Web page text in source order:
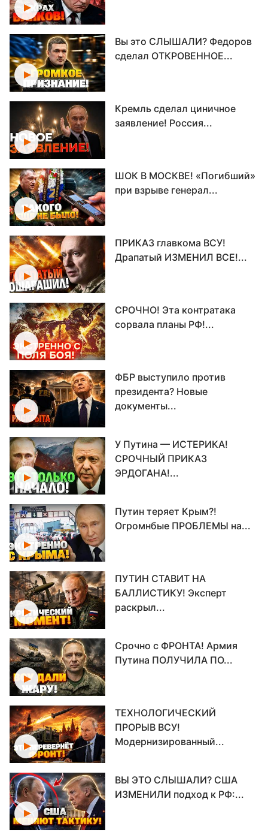
Вы это СЛЫШАЛИ? Федоров
сделал ОТКРОВЕННОЕ...
Кремль сделал циничное
заявление! Россия...
ШОК В МОСКВЕ! «Погибший»
при взрыве генерал...
ПРИКАЗ главкома ВСУ!
Драпатый ИЗМЕНИЛ ВСЕ!...
СРОЧНО! Эта контратака
сорвала планы РФ!...
ФБР выступило против
президента? Новые
документы...
У Путина — ИСТЕРИКА!
СРОЧНЫЙ ПРИКАЗ
ЭРДОГАНА!...
Путин теряет Крым?!
Огромнбые ПРОБЛЕМЫ на...
ПУТИН СТАВИТ НА
БАЛЛИСТИКУ! Эксперт
раскрыл...
Срочно с ФРОНТА! Армия
Путина ПОЛУЧИЛА ПО...
ТЕХНОЛОГИЧЕСКИЙ
ПРОРЫВ ВСУ!
Модернизированный...
ВЫ ЭТО СЛЫШАЛИ? США
ИЗМЕНИЛИ подход к РФ:...